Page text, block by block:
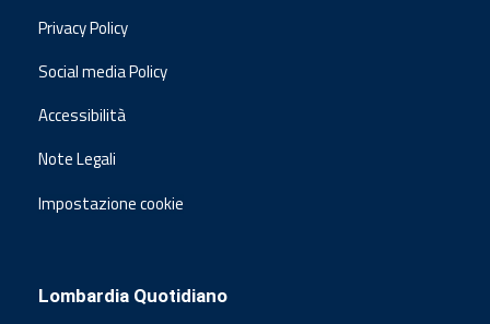
Privacy Policy
Social media Policy
Accessibilità
Note Legali
Impostazione cookie
Lombardia Quotidiano